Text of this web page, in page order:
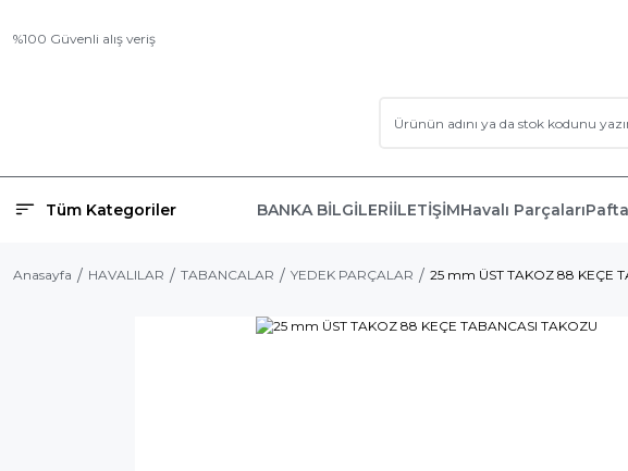
%100 Güvenli alış veriş
Tüm Kategoriler BANKA BİLGİLERİİLETİŞİMHavalı Parçaları
Anasayfa HAVALILAR TABANCALAR YEDEK PARÇALAR 25 mm ÜST TAKOZ 88 KEÇE